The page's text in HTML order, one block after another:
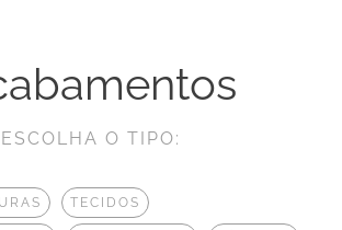
ESCOLHA O TIPO:
TECIDOS